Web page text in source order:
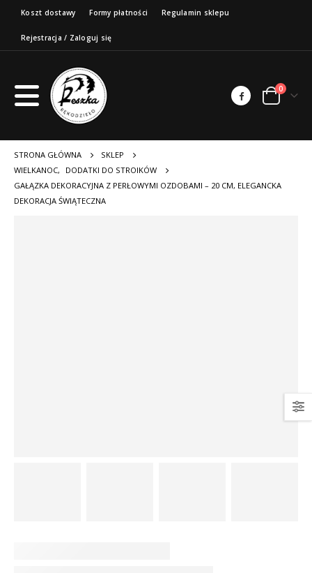
Koszt dostawy Formy płatności Regulamin sklepu
Rejestracja / Zaloguj się
0
STRONA GŁÓWNA
SKLEP
WIELKANOC,
DODATKI DO STROIKÓW
GAŁĄZKA DEKORACYJNA Z PERŁOWYMI OZDOBAMI – 20 CM, ELEGANCKA
DEKORACJA ŚWIĄTECZNA